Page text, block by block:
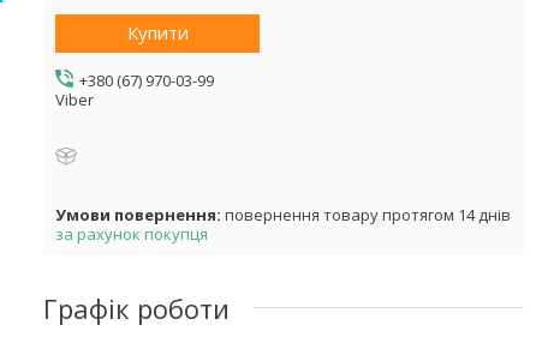
Купити
+380 (67) 970-03-99
Viber
повернення товару протягом 14 днів
за рахунок покупця
Графік роботи